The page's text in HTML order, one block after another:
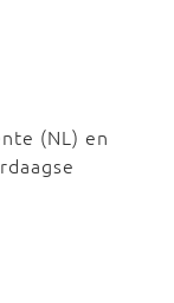
(NL) en